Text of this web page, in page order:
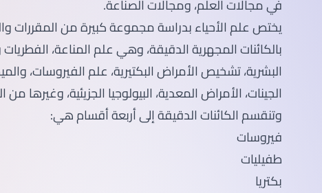
في مجالات العلم، ومجالات الصناعة.
يختص علم الأحياء بدراسة مجموعة كبيرة من المقررات
بالكائنات المجهرية الدقيقة، وهي علم المناعة،
البشرية، تشخيص الأمراض البكتيرية، علم الفيروسات،
الجينات، الأمراض المعدية، البيولوجيا الجزيئية، وغيرها
وتنقسم الكائنات الدقيقة إلى أربعة أقسام هي:
فيروسات
طفيليات
بكتريا